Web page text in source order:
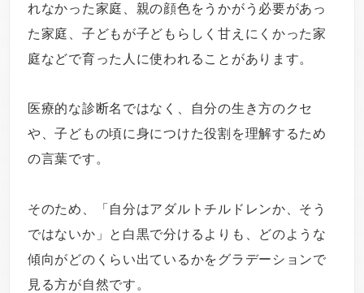
れなかった家庭、親の顔色をうかがう必要があっ
た家庭、子どもが子どもらしく甘えにくかった家
庭などで育った人に使われることがあります。
医療的な診断名ではなく、自分の生き方のクセ
や、子どもの頃に身につけた役割を理解するため
の言葉です。
そのため、「自分はアダルトチルドレンか、そう
ではないか」と白黒で分けるよりも、どのような
傾向がどのくらい出ているかをグラデーションで
見る方が自然です。